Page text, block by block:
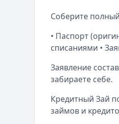
Соберите
• Паспорт
списаниями •
Заявление
забираете себе.
Кредитный Зай
займов и